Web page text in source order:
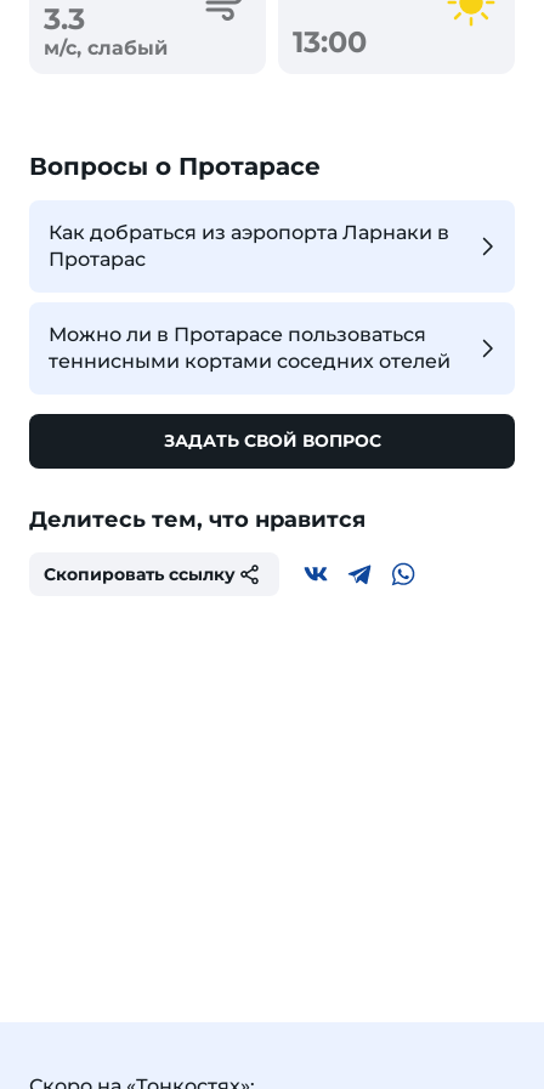
3.3
м/с, слабый 13:00
Вопросы о Протарасе
Как добраться из аэропорта Ларнаки в
Протарас
Можно ли в Протарасе пользоваться
теннисными кортами соседних отелей
ЗАДАТЬ СВОЙ ВОПРОС
Делитесь тем, что нравится
Скопировать ссылку